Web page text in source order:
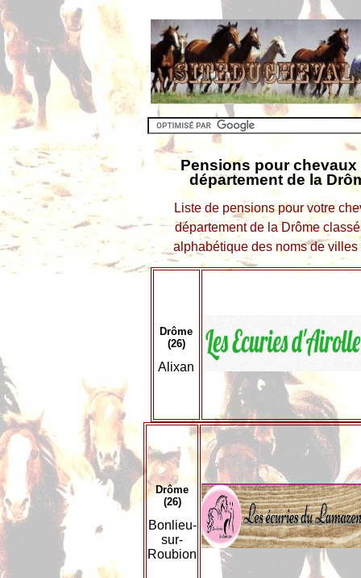
Pensions pour chevaux
département de la
Liste de pensions pour votre
département de la Drôme
alphabétique des noms de
Drôme
(26)
Alixan
Drôme
(26)
Bonlieu-
sur-
Roubion